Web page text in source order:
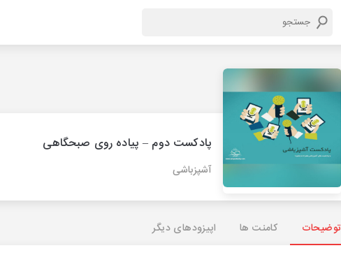
پادکست دوم – پیاده روی صبحگاهی
آشپزباشی
توضیحات کامنت ها اپیزودهای دیگر